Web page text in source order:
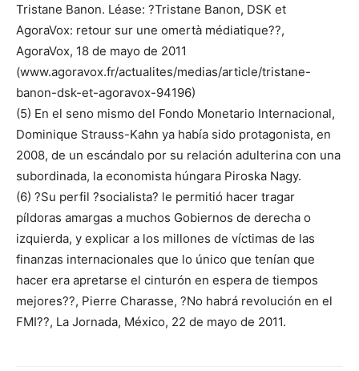
Tristane Banon. Léase: ?Tristane Banon, DSK et
AgoraVox: retour sur une omertà médiatique??,
AgoraVox, 18 de mayo de 2011
(www.agoravox.fr/actualites/medias/article/tristane-
banon-dsk-et-agoravox-94196)
(5) En el seno mismo del Fondo Monetario Internacional,
Dominique Strauss-Kahn ya había sido protagonista, en
2008, de un escándalo por su relación adulterina con una
subordinada, la economista húngara Piroska Nagy.
(6) ?Su perfil ?socialista? le permitió hacer tragar
píldoras amargas a muchos Gobiernos de derecha o
izquierda, y explicar a los millones de víctimas de las
finanzas internacionales que lo único que tenían que
hacer era apretarse el cinturón en espera de tiempos
mejores??, Pierre Charasse, ?No habrá revolución en el
FMI??, La Jornada, México, 22 de mayo de 2011.